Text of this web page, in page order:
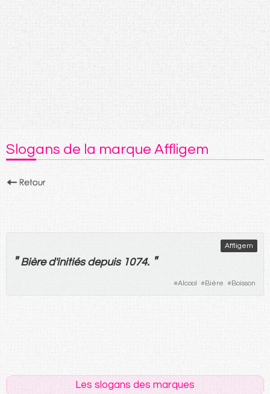
Slogans de la marque Affligem
Affligem
" Bièred'initiés depuis1074. "
#Alcool #Bière #Boisson
Les slogans des marques